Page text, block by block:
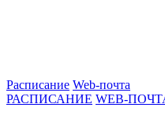
Расписание Web-почта
РАСПИСАНИЕ WEB-